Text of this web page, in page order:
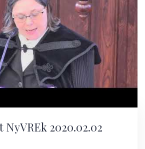
2020.02.02